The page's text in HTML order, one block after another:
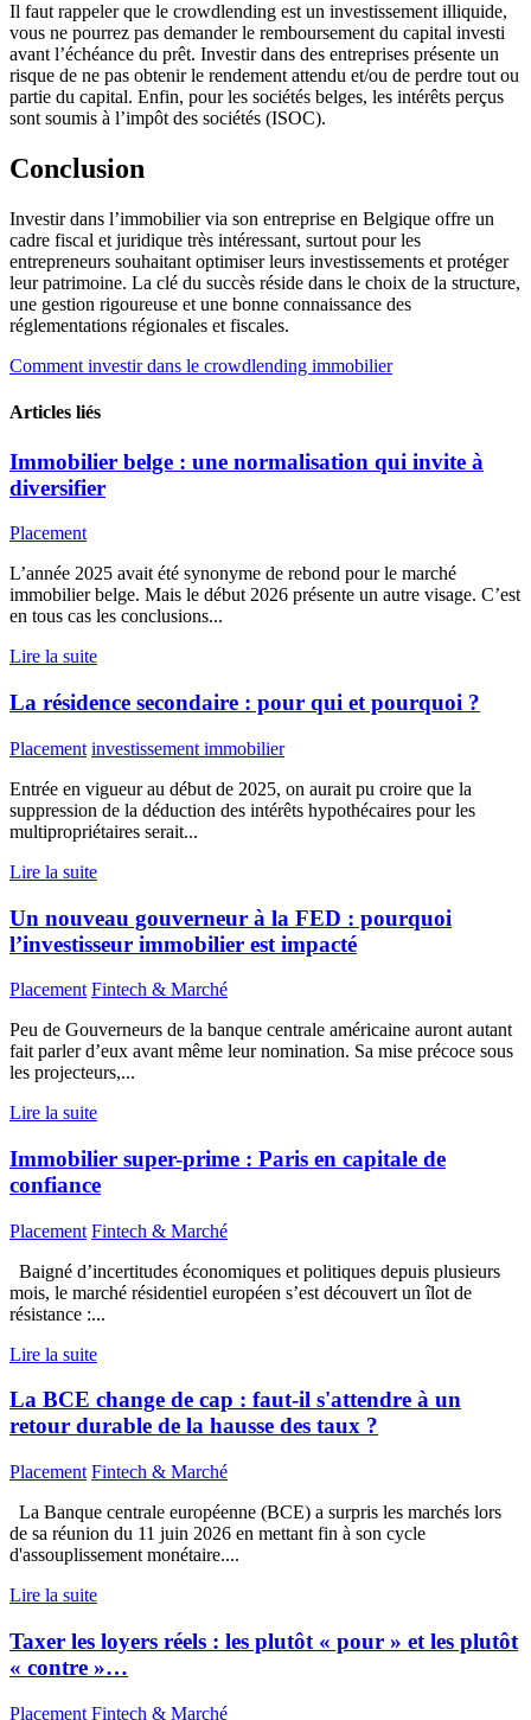
Il faut rappeler que le crowdlending est un investissement illiquide,
vous ne pourrez pas demander le remboursement du capital investi
avant l’échéance du prêt. Investir dans des entreprises présente un
risque de ne pas obtenir le rendement attendu et/ou de perdre tout ou
partie du capital. Enfin, pour les sociétés belges, les intérêts perçus
sont soumis à l’impôt des sociétés (ISOC).
Conclusion
Investir dans l’immobilier via son entreprise en Belgique offre un
cadre fiscal et juridique très intéressant, surtout pour les
entrepreneurs souhaitant optimiser leurs investissements et protéger
leur patrimoine. La clé du succès réside dans le choix de la structure,
une gestion rigoureuse et une bonne connaissance des
réglementations régionales et fiscales.
Comment investir dans le crowdlending immobilier
Articles liés
Immobilier belge : une normalisation qui invite à
diversifier
Placement
L’année 2025 avait été synonyme de rebond pour le marché
immobilier belge. Mais le début 2026 présente un autre visage. C’est
en tous cas les conclusions...
Lire la suite
La résidence secondaire : pour qui et pourquoi ?
Placement investissement immobilier
Entrée en vigueur au début de 2025, on aurait pu croire que la
suppression de la déduction des intérêts hypothécaires pour les
multipropriétaires serait...
Lire la suite
Un nouveau gouverneur à la FED : pourquoi
l’investisseur immobilier est impacté
Placement Fintech & Marché
Peu de Gouverneurs de la banque centrale américaine auront autant
fait parler d’eux avant même leur nomination. Sa mise précoce sous
les projecteurs,...
Lire la suite
Immobilier super-prime : Paris en capitale de
confiance
Placement Fintech & Marché
Baigné d’incertitudes économiques et politiques depuis plusieurs
mois, le marché résidentiel européen s’est découvert un îlot de
résistance :...
Lire la suite
La BCE change de cap : faut-il s'attendre à un
retour durable de la hausse des taux ?
Placement Fintech & Marché
La Banque centrale européenne (BCE) a surpris les marchés lors
de sa réunion du 11 juin 2026 en mettant fin à son cycle
d'assouplissement monétaire....
Lire la suite
Taxer les loyers réels : les plutôt « pour » et les plutôt
« contre »…
Placement Fintech & Marché